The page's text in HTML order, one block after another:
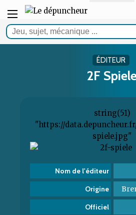
ÉDITEUR
2F
string(51)
"https://
spiele.jpg"
Nom de l'éditeur
Origine
Officiel